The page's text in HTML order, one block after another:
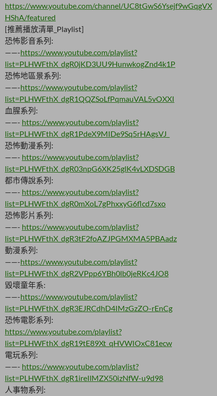
https://www.youtube.com/channel/UC8tGwS6Ysejf9wGqgVX
HShA/featured
[推薦播放清單_Playlist]
恐怖影音系列:
——-https://www.youtube.com/playlist?
list=PLHWFthX_dgR0jKD3UU9HunwkogZnd4k1P
恐怖地區景系列:
——-https://www.youtube.com/playlist?
list=PLHWFthX_dgR1QQZSoLfPqmauVAL5vOXXI
血腥系列:
——- https://www.youtube.com/playlist?
list=PLHWFthX_dgR1PdeX9MIDe9Sq5rHAgsVJ_
恐怖動漫系列:
——- https://www.youtube.com/playlist?
list=PLHWFthX_dgR03npG6XK25glK4vLXDSDGB
都市傳說系列:
——- https://www.youtube.com/playlist?
list=PLHWFthX_dgR0mXoL7gPhxxyG6flcd7sxo
恐怖影片系列:
——- https://www.youtube.com/playlist?
list=PLHWFthX_dgR3tF2foAZJPGMXMA5PBAadz
動漫系列:
——-https://www.youtube.com/playlist?
list=PLHWFthX_dgR2VPpp6YBh0lb0jeRKc4JO8
毀壞童年系:
——-https://www.youtube.com/playlist?
list=PLHWFthX_dgR3EJRCdhD4IMzGzZO-rEnCg
恐怖電影系列:
https://www.youtube.com/playlist?
list=PLHWFthX_dgR19tE89Xt_qHVWIOxC81ecw
電玩系列:
——- https://www.youtube.com/playlist?
list=PLHWFthX_dgR1ireIlMZX50izNfW-u9d98
人事物系列: